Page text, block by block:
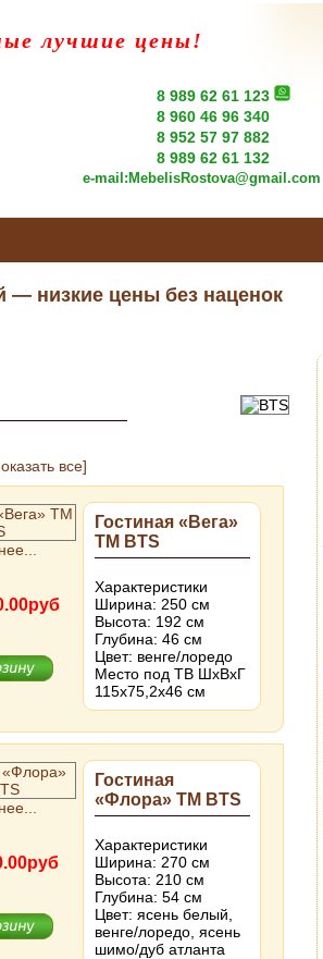
лучшие цены!
8 989 62 61 123
8 960 46 96 340
8 952 57 97 882
8 989 62 61 132
e-mail: MebelisRostova@gmail.com
— низкие цены без наценок
все]
Гостиная «Вега»
ТМ BTS
Характеристики
Ширина: 250 см
Высота: 192 см
Глубина: 46 см
Цвет: венге/лоредо
Место под ТВ ШхВхГ
115х75,2х46 см
Гостиная
«Флора» ТМ BTS
Характеристики
Ширина: 270 см
Высота: 210 см
Глубина: 54 см
Цвет: ясень белый,
венге/лоредо, ясень
шимо/дуб атланта